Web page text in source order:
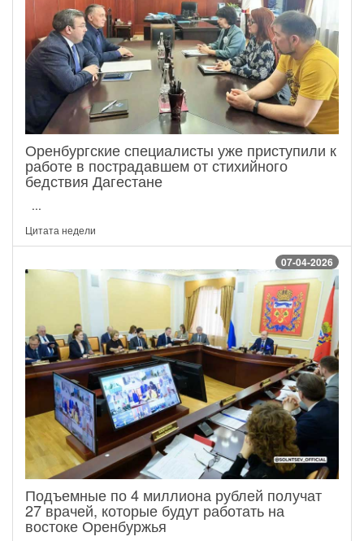
Оренбургские специалисты уже приступили к
работе в пострадавшем от стихийного
бедствия Дагестане
...
Цитата недели
07-04-2026
Подъемные по 4 миллиона рублей получат
27 врачей, которые будут работать на
востоке Оренбуржья